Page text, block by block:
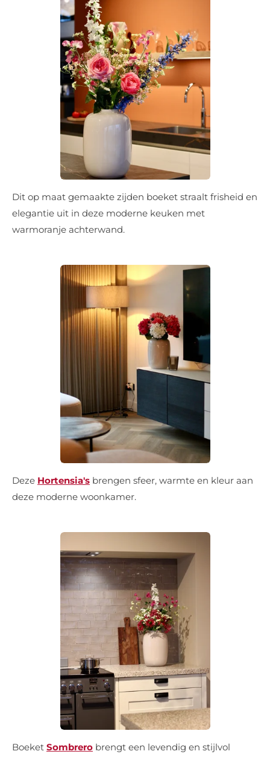
Dit op maat gemaakte zijden boeket straalt frisheid en
elegantie uit in deze moderne keuken met
warmoranje achterwand.
Deze Hortensia's brengen sfeer, warmte en kleur aan
deze moderne woonkamer.
Boeket Sombrero brengt een levendig en stijlvol